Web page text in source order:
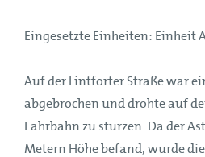
Eingesetzte Einheiten: Einheit
Auf der Lintforter Straße war
abgebrochen und drohte auf
Fahrbahn zu stürzen. Da der
Metern Höhe befand, wurde